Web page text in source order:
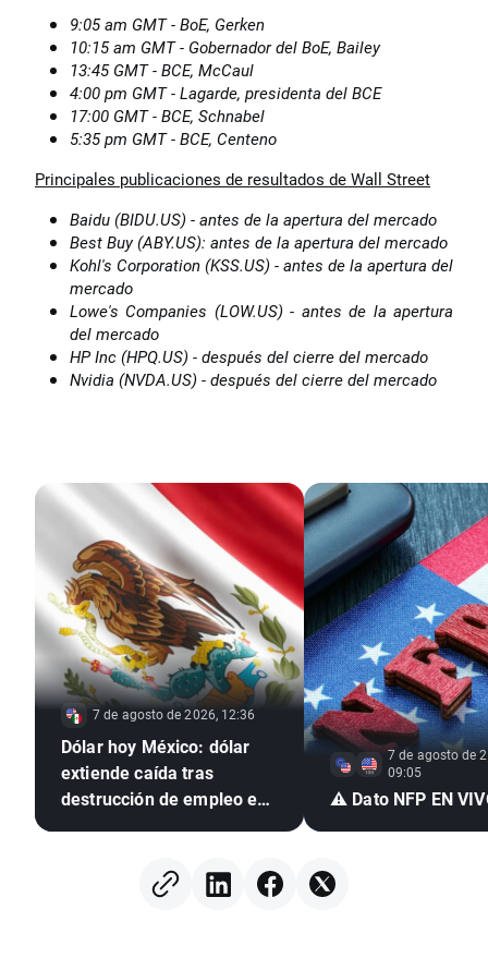
9:05 am GMT - BoE, Gerken
10:15 am GMT - Gobernador del BoE, Bailey
13:45 GMT - BCE, McCaul
4:00 pm GMT - Lagarde, presidenta del BCE
17:00 GMT - BCE, Schnabel
5:35 pm GMT - BCE, Centeno
Principales publicaciones de resultados de Wall Street
Baidu (BIDU.US) - antes de la apertura del mercado
Best Buy (ABY.US): antes de la apertura del mercado
Kohl's Corporation (KSS.US) - antes de la apertura del
mercado
Lowe's Companies (LOW.US) - antes de la apertura
del mercado
HP Inc (HPQ.US) - después del cierre del mercado
Nvidia (NVDA.US) - después del cierre del mercado
7 de agosto de 2026, 12:36
Dólar hoy México: dólar
extiende caída tras
destrucción de empleo en
7 de agosto de
09:05
⚠️ Dato NFP EN